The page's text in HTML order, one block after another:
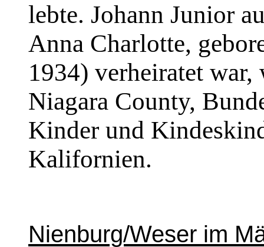
lebte. Johann Junior
Anna Charlotte,
1934) verheiratet
Niagara County,
Kinder und
Kalifornien.
Nienburg/Weser im